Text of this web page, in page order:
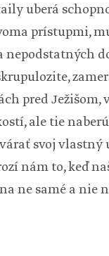
uberá
prístupmi,
nepodstatných
pred Ježišom,
ale tie
svoj vlastný
nám to, keď
ne samé a nie